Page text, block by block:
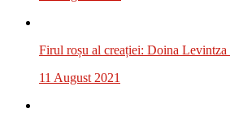
Firul roșu al creației: Doina Levintza
11 August 2021